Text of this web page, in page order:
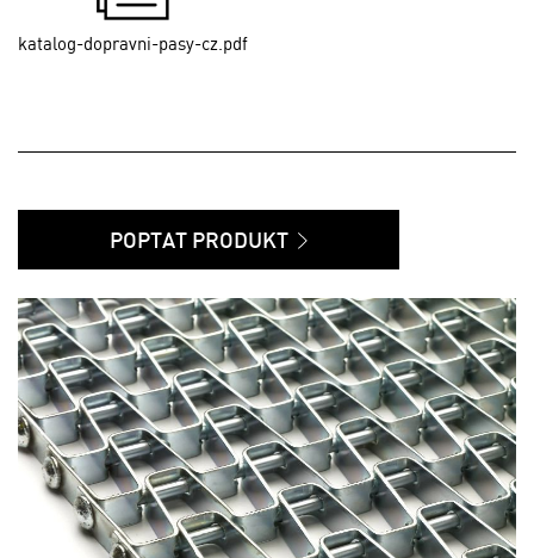
katalog-dopravni-pasy-cz.pdf
POPTAT PRODUKT